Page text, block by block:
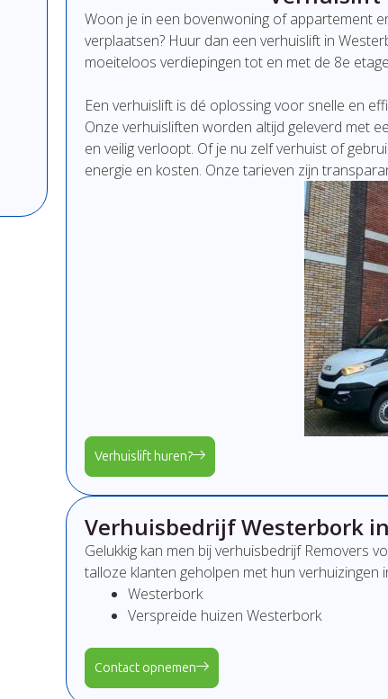
Woon je in een bovenwoning ofappartement
verplaatsen? Huur dan een verhuislift in
moeiteloos verdiepingen tot en met de 8e
Een verhuislift is dé oplossingvoor snelle en
Onze verhuisliften worden altijd geleverd met
en veiligverloopt. Ofje nu zelfverhuist of
energie en kosten. Onze tarieven zijn
Verhuislift huren?
Verhuisbedrijf Westerbork
Gelukkig kan men bij verhuisbedrijf Removers
talloze klanten geholpen met hun verhuizingen
Westerbork
Verspreide huizen Westerbork
Contact opnemen